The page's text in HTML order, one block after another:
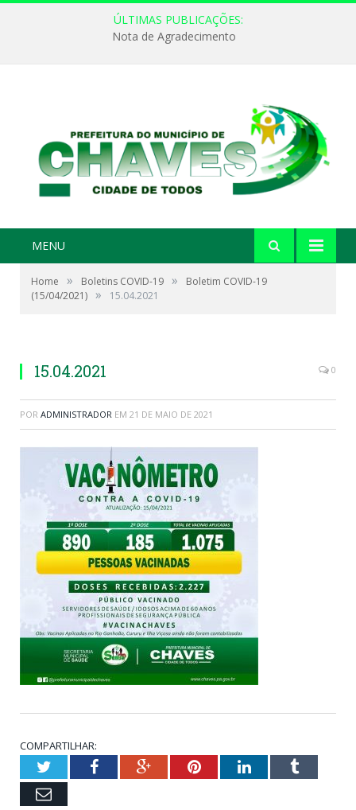
ÚLTIMAS PUBLICAÇÕES:
Nota de Agradecimento
MENU
Home » Boletins COVID-19 »
Boletim COVID-19
(15/04/2021) » 15.04.2021
15.04.2021 0
POR ADMINISTRADOR EM 21 DE MAIO DE 2021
COMPARTILHAR:
TwitterFacebookGoogle+PinterestLinkedInTumblr
Email